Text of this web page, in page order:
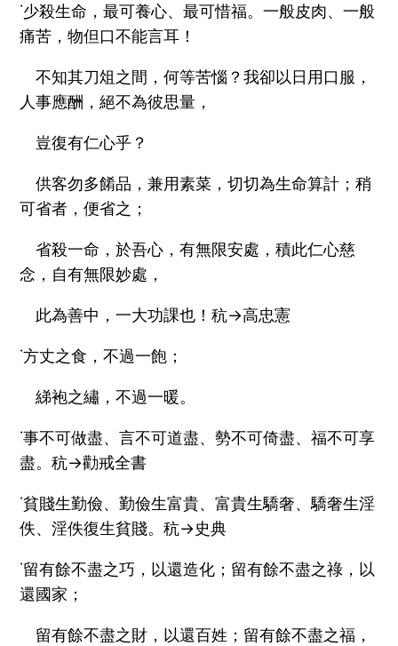
˙少殺生命，最可養心、最可惜福。一般皮肉、一般
痛苦，物但口不能言耳！
不知其刀俎之間，何等苦惱？我卻以日用口服，
人事應酬，絕不為彼思量，
豈復有仁心乎？
供客勿多餚品，兼用素菜，切切為生命算計；稍
可省者，便省之；
省殺一命，於吾心，有無限安處，積此仁心慈
念，自有無限妙處，
此為善中，一大功課也！秔→高忠憲
˙方丈之食，不過一飽；
綈袍之繡，不過一暖。
˙事不可做盡、言不可道盡、勢不可倚盡、福不可享
盡。秔→勸戒全書
˙貧賤生勤儉、勤儉生富貴、富貴生驕奢、驕奢生淫
佚、淫佚復生貧賤。秔→史典
˙留有餘不盡之巧，以還造化；留有餘不盡之祿，以
還國家；
留有餘不盡之財，以還百姓；留有餘不盡之福，